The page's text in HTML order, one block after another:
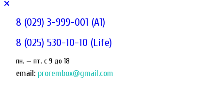
8 (029) 3-999-001 (A1)
8 (025) 530-10-10 (Life)
пн. — пт. c 9 до 18
email: prorembox@gmail.com